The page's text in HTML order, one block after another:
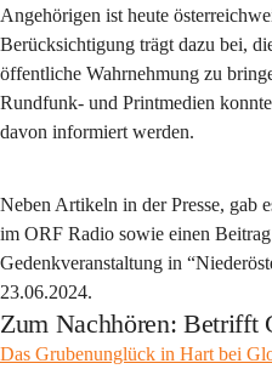
Angehörigen ist heute
Berücksichtigung trägt dazu bei,
öffentliche Wahrnehmung zu
Rundfunk- und Printmedien
davon informiert werden.
Neben Artikeln in der Presse, gab
im ORF Radio sowie einen
Gedenkveranstaltung in
23.06.2024.
Zum Nachhören: Betrifft
Das Grubenunglück in Hart bei